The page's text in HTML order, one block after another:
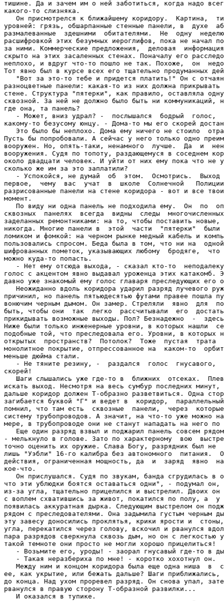
тишине. Да и зачем им о ней заботиться, когда надо
какого-то слизняка.
Он присмотрелся к ближайшему коридору.  Картина,
уровней: грязь, обшарпанные стенные панели, в  духе
размалеванные  здешними  обитателями.  Не  одну
расшифровкой этих безумных иероглифов, пока не начал
за ними. Коммерческие предложения,  деловая
скрыто на этих засаленных стенах. Поначалу его
неплохо, и вдруг что-то пошло не так. Похоже,  он
Тот явно был в курсе всех его тщательно продуманных
"Вот за это-то тебе и придется платить!" Он с
разноцветные панели: какая-то из них должна
стене. Структура "пятерки", как правило, оставляла
сквозной. За ней не должно было быть ни коммуникаций,
где она, та панель?
- Может, вниз удрал? -  послышался  бодрый  голос,
какому-то безусому юнцу. - Дома-то мы его скорей
Это было бы неплохо. Дома ему ничего не стоило
Пусть бы попробовали. А сейчас у него только одно
вооружен. Но, опять-таки, ненамного  лучше.  Да  и
вооружения. Судя по топоту, раздающемуся в соседнем
около двадцати человек. И уйти от них ему пока что не
сколько же им за это заплатили?
- Успокойся, не думай  об  этом.  Осмотрись.  Выход
первое,  чему  вас  учат  в  школе  Солнечной
разрисованные панели на стене коридора - вот и все
момент.
По виду ни одна панель не подходила ему.  Он  по
сквозных  панелях  всегда  видны  следы
заделанных ремонтниками: на то, чтобы поставить
никогда. Многие панели в  этой  части  "пятерки"
ломиком и фомкой: на черном рынке медный кабель и
пользовались спросом. Беда была в том, что ни на
шифрованных пометок, указывающих любому  бродяге,
можно куда-то попасть.
- Нет ему отсюда выхода, - сказал кто-то
голос с акцентом явно выдавал уроженца этих
давно уже знакомый ему голос главаря преследующих его
Неожиданно вдоль коридора ударил разряд лучевого
причинил, но панель пятьюдесятью футами правее пошла
вонючим черным дымом. Он замер. Стреляли  явно  для
быть, чтобы они  так  легко  рассчитывали  его
прикидывать возможные выходы. Пол? Безнадежно  -
Ниже были только инженерные уровни, в которых нашли
подобные той, что преследовала его. Уровни, в
открытых  пространств?  Потолок?  Тоже  пустая  трата
монолитное покрытие, отпрессованное на  каком-то
меньше дюйма стали.
- Не тяните резину, -  раздался  голос  гнусавого,
скорей!
Шаги слышались уже где-то в  ближних  отсеках.
искать выход. Несмотря на весь сумбур последних
дальше коридор должен Т-образно разветвиться. Одна
загибается буквой "Г" и ведет в  коридор,
помнил, что там есть  сквозные  панели,  через
систему трубопроводов. А значит, на что-то уже можно
мере, в трубопроводе они не станут нападать на него по
Еще один разряд взвыл и поджарил панель совсем
- мелькнуло в голове. Зато по характерному  вою
точно оценить их оружие. Слава Богу, разрядник был не
лишь "Уэбли" 16-го калибра без автономного  питания.
действия, ограниченная мощность, да  и  заряд  явно
кое-что.
Он прислушался. Судя по звукам, банда сгрудилась в
что эти ублюдки боятся оставаться одни", - подумал он,
из-за угла, тщательно прицелился и выстрелил. Двоих
с воплем схватившись за живот, покатился по полу, а
появилась аккуратная дырка. Следующим выстрелом он
рядом с преследователями. Она задымила густым черным
эту завесу доносились проклятья, крики ярости и
угла, перекатился через голову, вскочил и рванулся
пара разрядов сверкнула сквозь дым, но он с легкостью
такой темноте они просто не могли хорошо прицелиться!
- Возьмите его, уроды! - заорал гнусавый где-то в
   - Такая неразбериха по мне! - коротко хохотнул он.
Между ним и концом коридора была еще одна ниша  в
ее, как укрытие, или бежать дальше? Шаги
до конца. Над ухом проревел разряд. Он снова упал,
рванулся в правую сторону Т-образной развилки...
   И оказался в тупике.